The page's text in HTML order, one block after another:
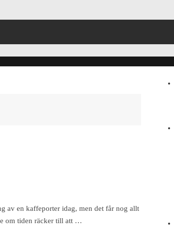
av en kaffeporter idag, men det får nog allt
om tiden räcker till att …